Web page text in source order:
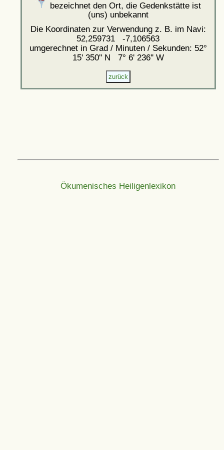
bezeichnet den Ort, die Gedenkstätte ist
(uns) unbekannt
Die Koordinaten zur Verwendung z. B. im Navi:
52,259731 -7,106563
umgerechnet in Grad / Minuten / Sekunden: 52°
15' 350'' N 7° 6' 236'' W
Ökumenisches Heiligenlexikon